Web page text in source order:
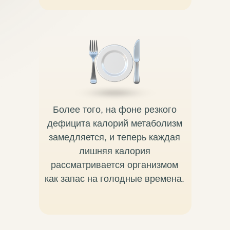
Более того, на фоне резкого
дефицита калорий метаболизм
замедляется, и теперь каждая
лишняя калория
рассматривается организмом
как запас на голодные времена.